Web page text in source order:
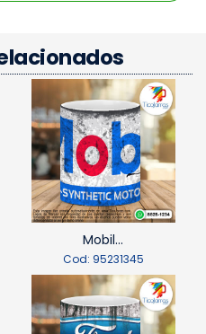
Mobil...
Cod: 95231345